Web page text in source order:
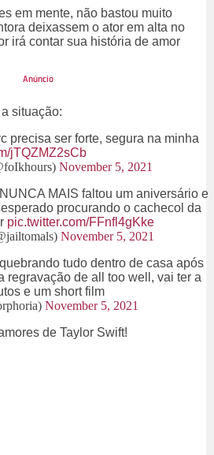
em mente, não bastou muito
deixassem o ator em alta no
irá contar sua história de amor
situação:
precisa ser forte, segura na minha
jTQZMZ2sCb
November 5, 2021
MAIS faltou um aniversário e
procurando o cachecol da
pic.twitter.com/FFnfl4gKke
November 5, 2021
tudo dentro de casa após
regravação de all too well, vai ter a
e um short film
November 5, 2021
de Taylor Swift!